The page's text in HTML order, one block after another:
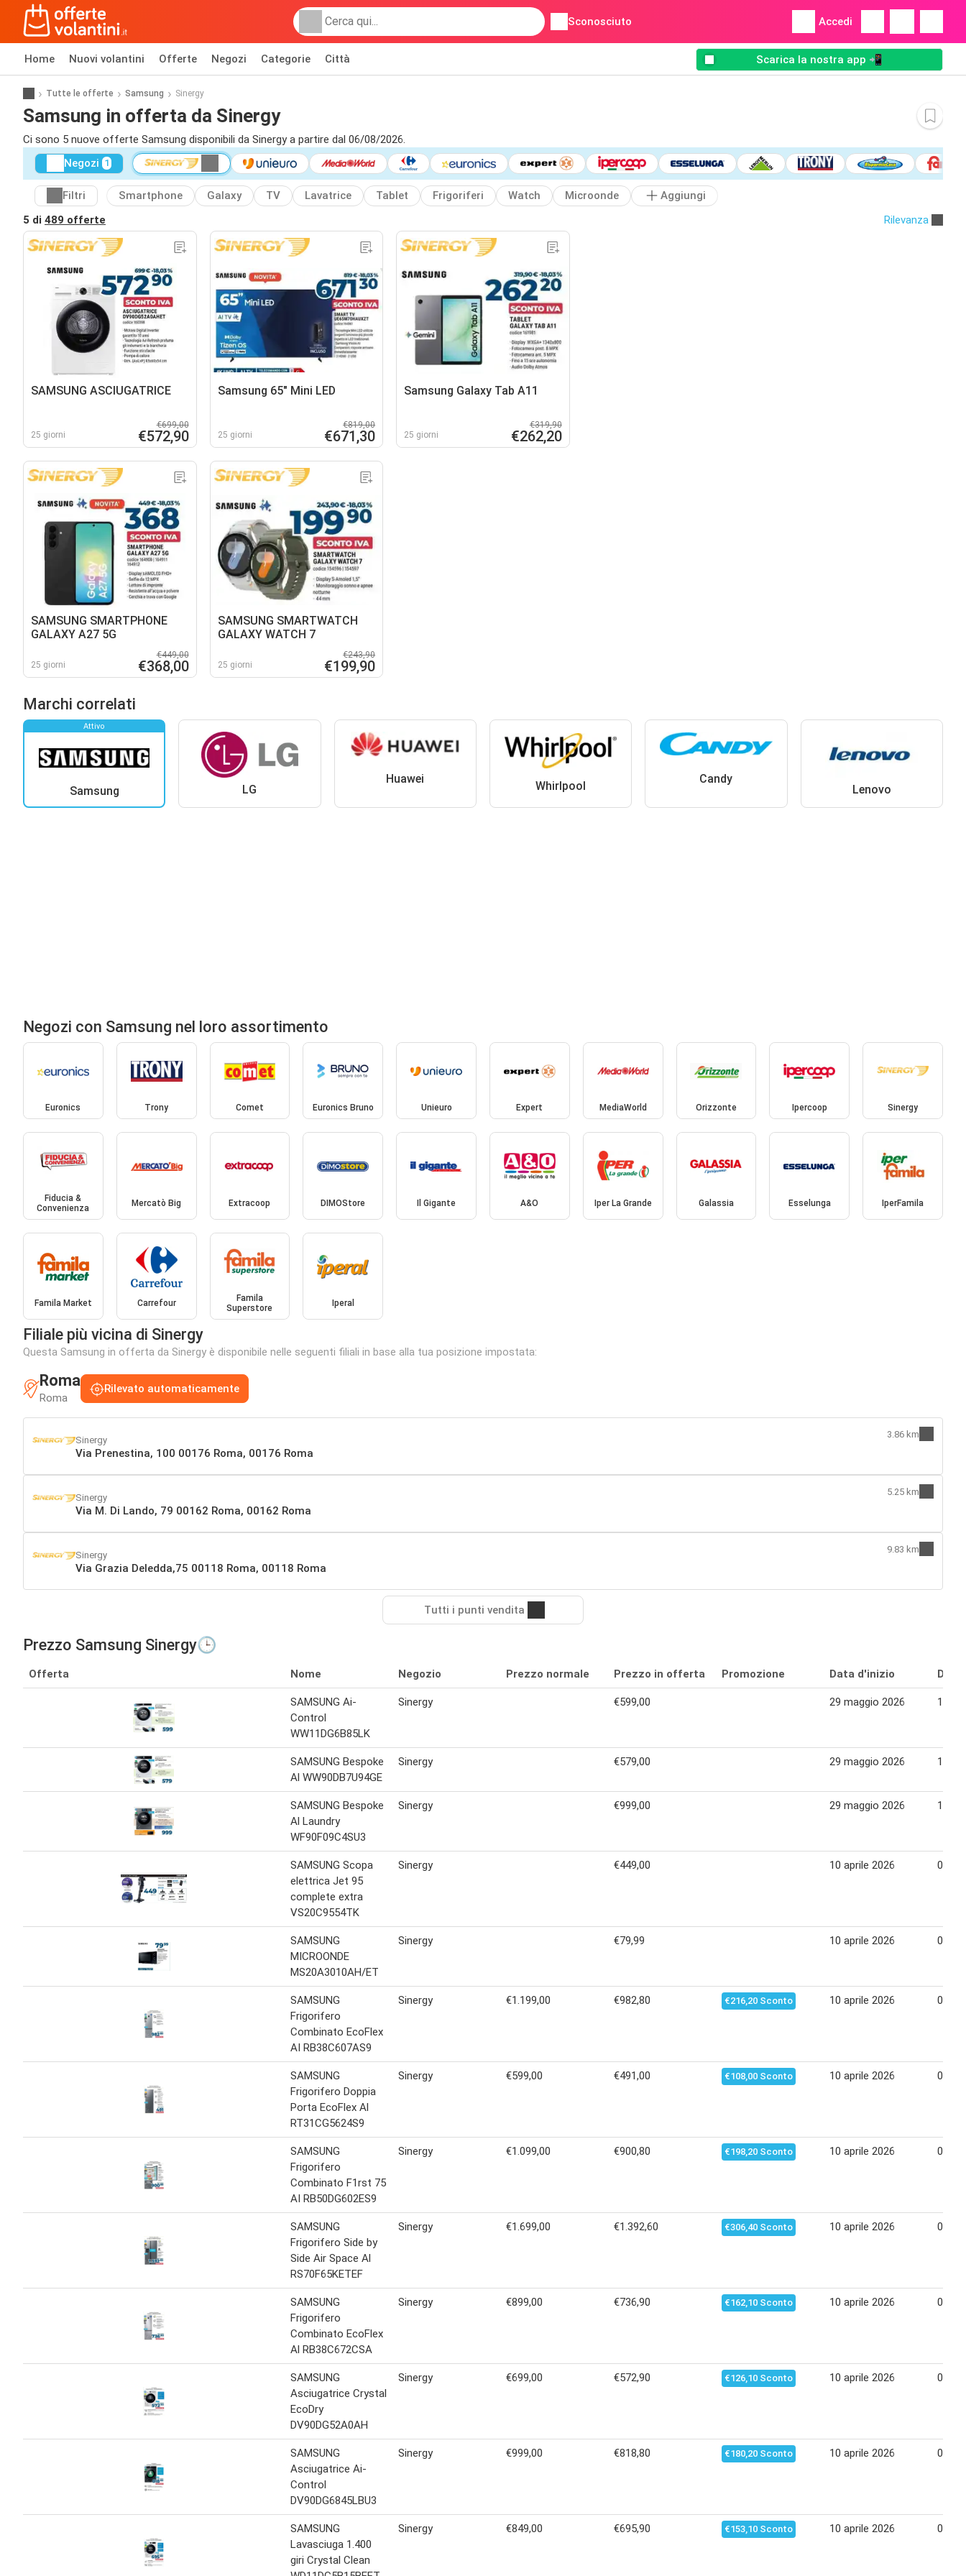
Sconosciuto Accedi
Home Nuovi volantini Offerte Negozi Categorie Città Scarica la nostra app 📲
Tutte le offerte Samsung Sinergy
Samsung in offerta da Sinergy
Ci sono 5 nuove offerte Samsung disponibili da Sinergy a partire dal 06/08/2026.
Negozi 1
Filtri Smartphone Galaxy TV Lavatrice Tablet Frigoriferi Watch Microonde
Aggiungi
5 di 489 offerte Rilevanza
SAMSUNG ASCIUGATRICE
25 giorni
€699,00
€572,90
Samsung 65" Mini LED
25 giorni
€819,00
€671,30
Samsung Galaxy Tab A11
25 giorni
€319,90
€262,20
SAMSUNG SMARTPHONE
GALAXY A27 5G
25 giorni
€449,00
€368,00
SAMSUNG SMARTWATCH
GALAXY WATCH 7
25 giorni
€243,90
€199,90
Marchi correlati
Attivo
Samsung LG
Huawei Whirlpool Candy
Lenovo
Negozi con Samsung nel loro assortimento
Euronics Trony Comet Euronics Bruno Unieuro Expert MediaWorld Orizzonte Ipercoop Sinergy
Fiducia &
Convenienza
Mercatò Big Extracoop DIMOStore Il Gigante A&O Iper La Grande Galassia Esselunga IperFamila
Famila Market Carrefour
Famila
Superstore
Iperal
Filiale più vicina di Sinergy
Questa Samsung in offerta da Sinergy è disponibile nelle seguenti filiali in base alla tua posizione impostata:
Roma
Roma
Rilevato automaticamente
Sinergy
Via Prenestina, 100 00176 Roma, 00176 Roma
3.86 km
Sinergy
Via M. Di Lando, 79 00162 Roma, 00162 Roma
5.25 km
Sinergy
Via Grazia Deledda,75 00118 Roma, 00118 Roma
9.83 km
Tutti i punti vendita
Prezzo Samsung Sinergy🕒
Offerta Nome Negozio Prezzo normale Prezzo in offerta Promozione Data d'inizio Data
SAMSUNG Ai-
Control
WW11DG6B85LK
Sinergy €599,00 29 maggio 2026 18
SAMSUNG Bespoke
Al WW90DB7U94GE
Sinergy €579,00 29 maggio 2026 18
SAMSUNG Bespoke
Al Laundry
WF90F09C4SU3
Sinergy €999,00 29 maggio 2026 18
SAMSUNG Scopa
elettrica Jet 95
complete extra
VS20C9554TK
Sinergy €449,00 10 aprile 2026 07
SAMSUNG
MICROONDE
MS20A3010AH/ET
Sinergy €79,99 10 aprile 2026 07
SAMSUNG
Frigorifero
Combinato EcoFlex
AI RB38C607AS9
Sinergy €1.199,00 €982,80 €216,20 Sconto 10 aprile 2026 07
SAMSUNG
Frigorifero Doppia
Porta EcoFlex Al
RT31CG5624S9
Sinergy €599,00 €491,00 €108,00 Sconto 10 aprile 2026 07
SAMSUNG
Frigorifero
Combinato F1rst 75
AI RB50DG602ES9
Sinergy €1.099,00 €900,80 €198,20 Sconto 10 aprile 2026 07
SAMSUNG
Frigorifero Side by
Side Air Space Al
RS70F65KETEF
Sinergy €1.699,00 €1.392,60 €306,40 Sconto 10 aprile 2026 07
SAMSUNG
Frigorifero
Combinato EcoFlex
Al RB38C672CSA
Sinergy €899,00 €736,90 €162,10 Sconto 10 aprile 2026 07
SAMSUNG
Asciugatrice Crystal
EcoDry
DV90DG52A0AH
Sinergy €699,00 €572,90 €126,10 Sconto 10 aprile 2026 07
SAMSUNG
Asciugatrice Ai-
Control
DV90DG6845LBU3
Sinergy €999,00 €818,80 €180,20 Sconto 10 aprile 2026 07
SAMSUNG
Lavasciuga 1.400
giri Crystal Clean
Sinergy €849,00 €695,90 €153,10 Sconto 10 aprile 2026 07